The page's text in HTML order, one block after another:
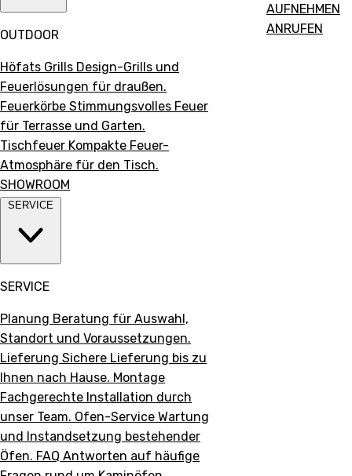
OUTDOOR
Höfats Grills Design-Grills und
Feuerlösungen für draußen.
Feuerkörbe Stimmungsvolles Feuer
für Terrasse und Garten.
Tischfeuer Kompakte Feuer-
Atmosphäre für den Tisch.
SHOWROOM
SERVICE
SERVICE
Planung Beratung für Auswahl,
Standort und Voraussetzungen.
Lieferung Sichere Lieferung bis zu
Ihnen nach Hause. Montage
Fachgerechte Installation durch
unser Team. Ofen-Service Wartung
und Instandsetzung bestehender
Öfen. FAQ Antworten auf häufige
AUFNEHMEN
ANRUFEN